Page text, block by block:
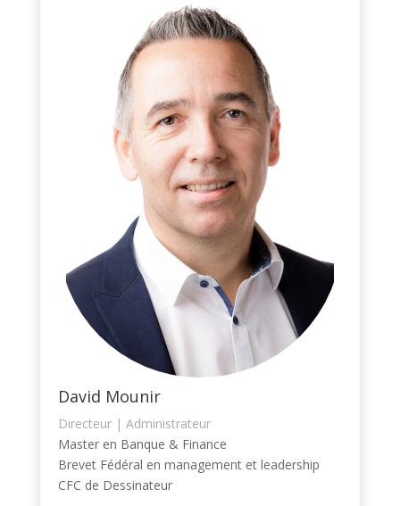
David Mounir
Directeur | Administrateur
Master en Banque & Finance
Brevet Fédéral en management et leadership
CFC de Dessinateur